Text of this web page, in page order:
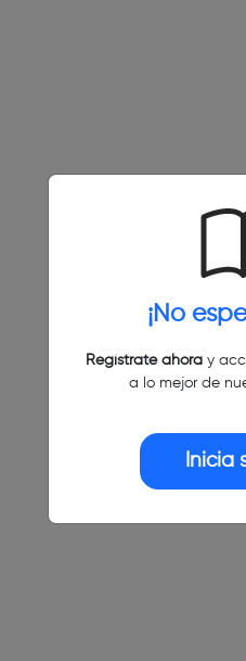
¡No
Regístrate ahoray
a lo mejor de
Inicia